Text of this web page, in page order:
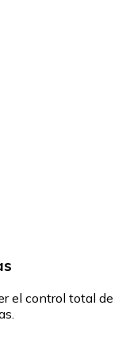
el control total de